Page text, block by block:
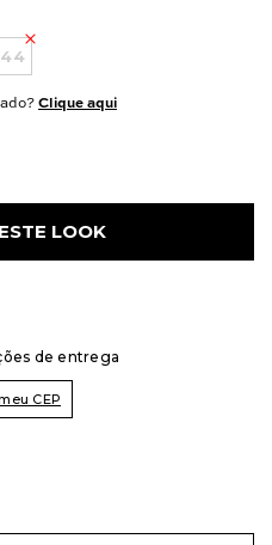
44
Clique aqui
LOOK
de entrega
CEP